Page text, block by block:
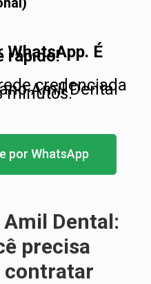
WhatsApp. É
rápido!
credenciada
Amil Dental
minutos.
por WhatsApp
Dental:
precisa
contratar